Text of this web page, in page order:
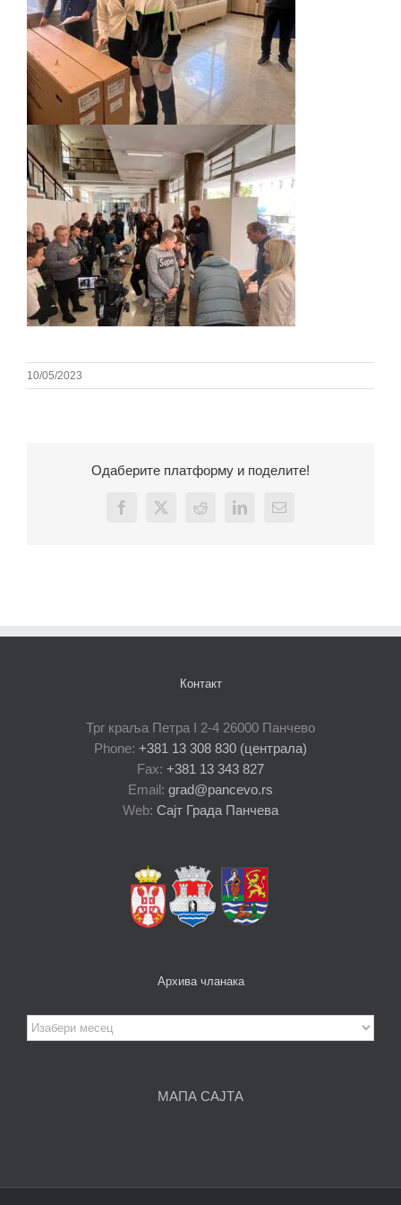
10/05/2023
Одаберите платформу и поделите!
Facebook
X Reddit LinkedInEmail
Контакт
Трг краља Петра I 2-4 26000 Панчево
Phone: +381 13 308 830 (централа)
Fax: +381 13 343 827
Email: grad@pancevo.rs
Web: Сајт Града Панчева
Архива чланака
Архива
чланака
МАПА САЈТА